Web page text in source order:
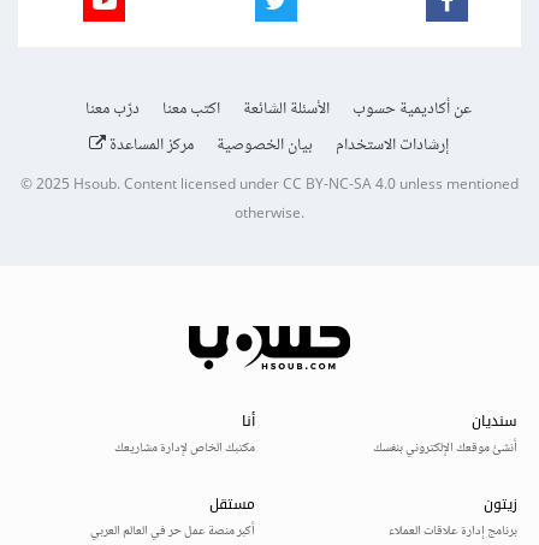
عن أكاديمية حسوب الأسئلة الشائعة اكتب معنا
درّب معنا
إرشادات الاستخدام
بيان الخصوصية مركز المساعدة
© 2025Hsoub.Content licensed underCC BY-NC-SA 4.0unless mentioned
otherwise.